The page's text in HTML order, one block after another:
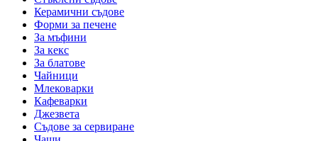
Керамични съдове
Форми за печене
За мъфини
За кекс
За блатове
Чайници
Млековарки
Кафеварки
Джезвета
Съдове за сервиране